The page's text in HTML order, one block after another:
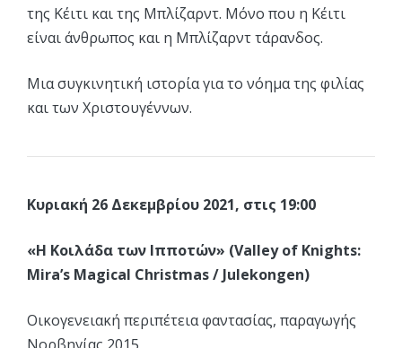
της Κέιτι και της Μπλίζαρντ. Μόνο που η Κέιτι
είναι άνθρωπος και η Μπλίζαρντ τάρανδος.
Μια συγκινητική ιστορία για το νόημα της φιλίας
και των Χριστουγέννων.
Κυριακή 26 Δεκεμβρίου 2021, στις 19:00
«Η Κοιλάδα των Ιπποτών» (Valley of Knights:
Mira’s Magical Christmas / Julekongen)
Οικογενειακή περιπέτεια φαντασίας, παραγωγής
Νορβηγίας 2015